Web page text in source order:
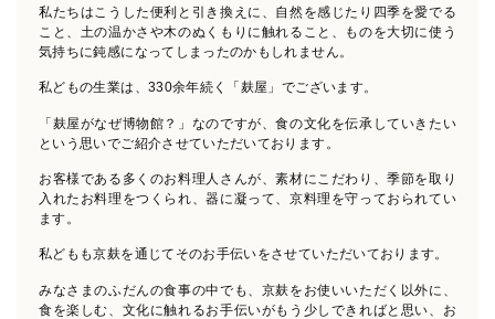
私たちはこうした便利と引き換えに、自然を感じたり四季を愛でる
こと、土の温かさや木のぬくもりに触れること、
ものを大切に使う
気持ちに鈍感になってしまったのかもしれません。
私どもの生業は、330余年続く「麸屋」でございます。
「麸屋がなぜ博物館？」なのですが、食の文化を伝承していきたい
という思いでご紹介させていただいております。
お客様である多くのお料理人さんが、素材にこだわり、季節を取り
入れたお料理をつくられ、器に凝って、京料理を守っておられてい
ます。
私どもも京麸を通じてそのお手伝いをさせていただいております。
みなさまのふだんの食事の中でも、京麸をお使いいただく以外に、
食を楽しむ、文化に触れるお手伝いがもう少しできればと思い、 お